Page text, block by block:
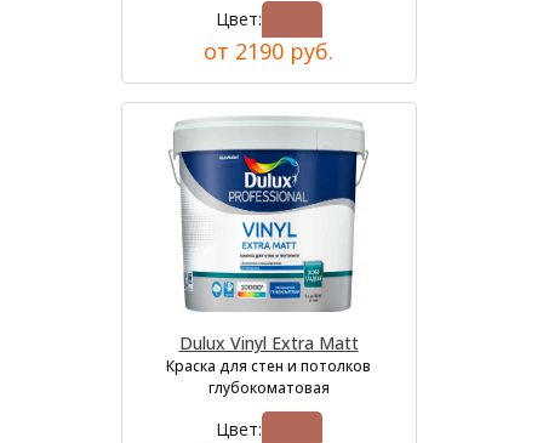
Цвет:
от 2190 руб.
Dulux Vinyl Extra Matt
Краска для стен и потолков
глубокоматовая
Цвет: